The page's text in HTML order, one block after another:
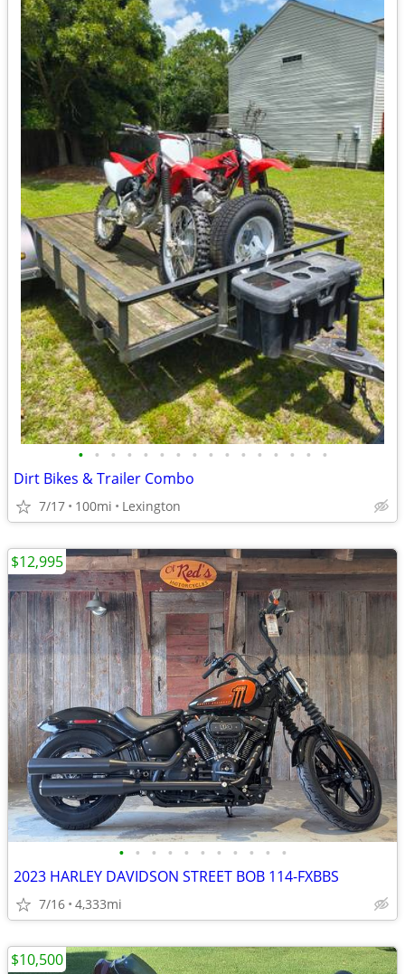
• • • • • • • • • • • • • • • •
Dirt Bikes & Trailer Combo
7/17 100mi Lexington
• • • • • • • • • • •
2023 HARLEY DAVIDSON STREET BOB 114-FXBBS
7/16 4,333mi
$12,995
$10,500